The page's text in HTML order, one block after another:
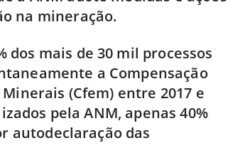
na mineração.
dos mais de 30 mil processos
a Compensação
(Cfem) entre 2017 e
pela ANM, apenas 40%
autodeclaração das